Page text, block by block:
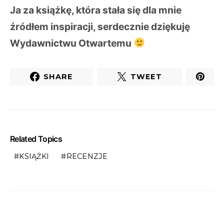
Ja za książkę, która stała się dla mnie
źródłem inspiracji, serdecznie dziękuję
Wydawnictwu Otwartemu
SHARE TWEET
Related Topics
KSIĄŻKI RECENZJE